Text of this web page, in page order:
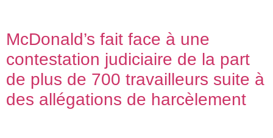
McDonald’s fait face à une
contestation judiciaire de la part
de plus de 700 travailleurs suite à
des allégations de harcèlement